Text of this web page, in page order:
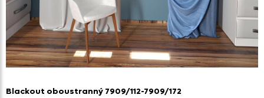
Blackout oboustranný 7909/112-7909/172